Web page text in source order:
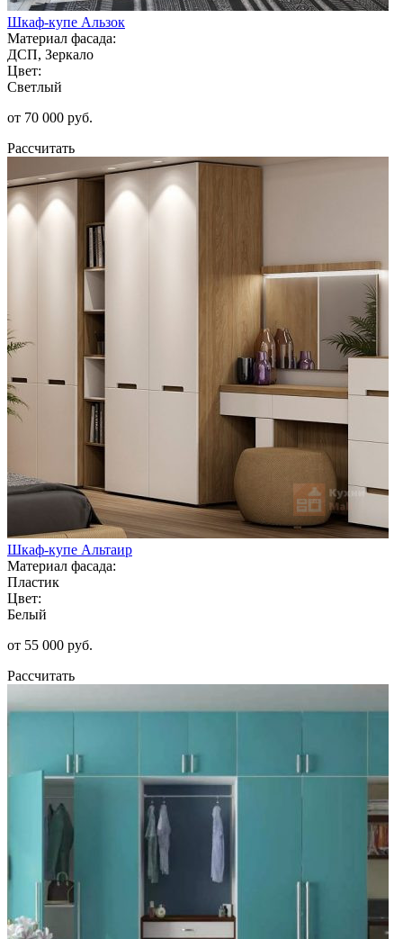
Шкаф-купе Альзок
Материал фасада:
ДСП, Зеркало
Цвет:
Светлый
от 70 000 руб.
Рассчитать
Шкаф-купе Альтаир
Материал фасада:
Пластик
Цвет:
Белый
от 55 000 руб.
Рассчитать